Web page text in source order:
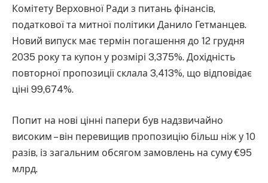
Комітету Верховної Ради з питань фінансів,
податкової та митної політики Данило Гетманцев.
Новий випуск має термін погашення до 12 грудня
2035 року та купон у розмірі 3,375%. Дохідність
повторної пропозиції склала 3,413%, що відповідає
ціні 99,674%.
Попит на нові цінні папери був надзвичайно
високим – він перевищив пропозицію більш ніж у 10
разів, із загальним обсягом замовлень на суму €95
млрд.